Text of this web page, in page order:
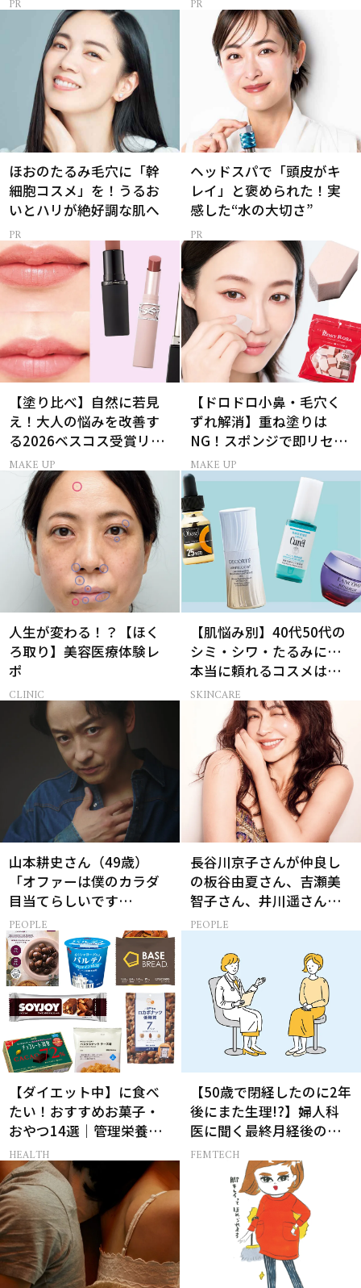
ほおのたるみ毛穴に「幹
細胞コスメ」を！うるお
いとハリが絶好調な肌へ
ヘッドスパで「頭皮がキ
レイ」と褒められた！実
感した“水の大切さ”
【塗り比べ】自然に若見
え！大人の悩みを改善す
る2026ベスコス受賞リッ
プTOP3
MAKE UP
【ドロドロ小鼻・毛穴く
ずれ解消】重ね塗りは
NG！スポンジで即リセッ
トするプロ技
MAKE UP
人生が変わる！？【ほく
ろ取り】美容医療体験レ
ポ
CLINIC
【肌悩み別】40代50代の
シミ・シワ・たるみに…
本当に頼れるコスメは？
ベスコス受賞スキンケア
SKINCARE
山本耕史さん（49歳）
「オファーは僕のカラダ
目当てらしいです
（笑）」全編英語ミュー
ジカルへの挑戦
PEOPLE
長谷川京子さんが仲良し
の板谷由夏さん、吉瀬美
智子さん、井川遥さんと
集まる理由は…
PEOPLE
【ダイエット中】に食べ
たい！おすすめお菓子・
おやつ14選｜管理栄養士
監修
HEALTH
【50歳で閉経したのに2年
後にまた生理!?】婦人科
医に聞く最終月経後の出
血の対処法
FEMTECH